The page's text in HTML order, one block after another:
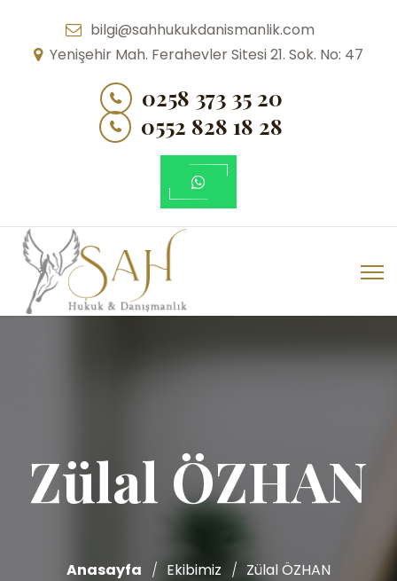
bilgi@sahhukukdanismanlik.com
Yenişehir Mah. Ferahevler Sitesi 21. Sok. No: 47
0258 373 35 20
0552 828 18 28
Zülal ÖZHAN
Anasayfa Ekibimiz Zülal ÖZHAN